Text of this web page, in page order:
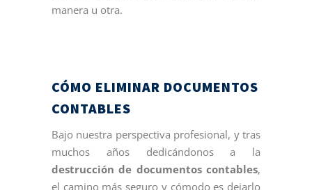
manera u otra.
CÓMO ELIMINAR DOCUMENTOS
CONTABLES
Bajo nuestra perspectiva profesional, y tras
muchos años dedicándonos a la
destrucción de documentos contables,
el camino más seguro y cómodo es dejarlo